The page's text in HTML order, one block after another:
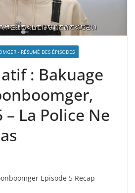
- RÉSUMÉ DES ÉPISODES
: Bakuage
– La Police Ne